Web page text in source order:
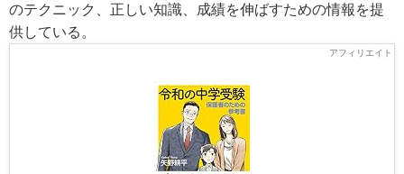
のテクニック、正しい知識、成績を伸ばすための情報を提
供している。